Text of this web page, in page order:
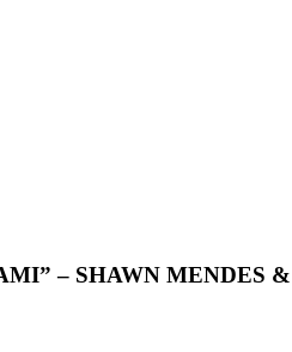
– SHAWN MENDES